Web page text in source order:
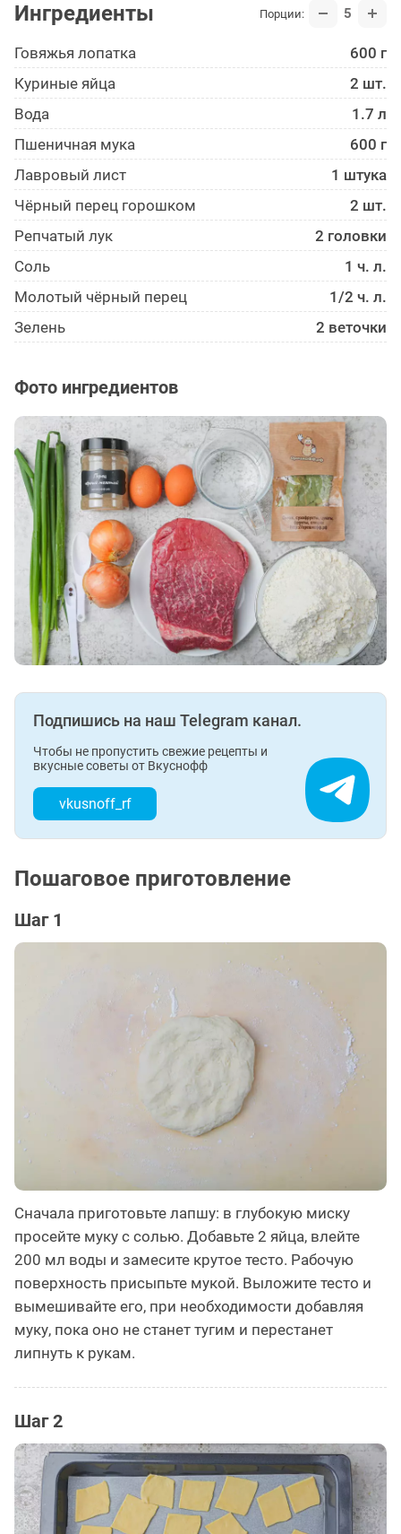
Ингредиенты Порции: 5
Говяжья лопатка
600 г
Куриные яйца
2 шт.
Вода
1.7 л
Пшеничная мука
600 г
Лавровый лист
1 штука
Чёрный перец горошком
2 шт.
Репчатый лук
2 головки
Соль
1 ч. л.
Молотый чёрный перец
1/2 ч. л.
Зелень
2 веточки
Фото ингредиентов
Подпишись на наш Telegram канал.
Чтобы не пропустить свежие рецепты и
вкусные советы от Вкуснофф
vkusnoff_rf
Пошаговое приготовление
Шаг 1
Сначала приготовьте лапшу: в глубокую миску
просейте муку с солью. Добавьте 2 яйца, влейте
200 мл воды и замесите крутое тесто. Рабочую
поверхность присыпьте мукой. Выложите тесто и
вымешивайте его, при необходимости добавляя
муку, пока оно не станет тугим и перестанет
липнуть к рукам.
Шаг 2